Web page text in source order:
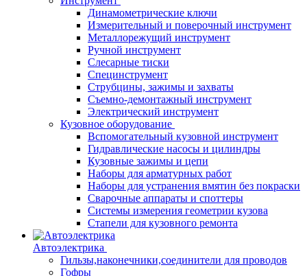
Динамометрические ключи
Измерительный и поверочный инструмент
Металлорежущий инструмент
Ручной инструмент
Слесарные тиски
Специнструмент
Струбцины, зажимы и захваты
Съемно-демонтажный инструмент
Электрический инструмент
Кузовное оборудование
Вспомогательный кузовной инструмент
Гидравлические насосы и цилиндры
Кузовные зажимы и цепи
Наборы для арматурных работ
Наборы для устранения вмятин без покраски
Сварочные аппараты и споттеры
Системы измерения геометрии кузова
Стапели для кузовного ремонта
Автоэлектрика
Гильзы,наконечники,соединители для проводов
Гофры